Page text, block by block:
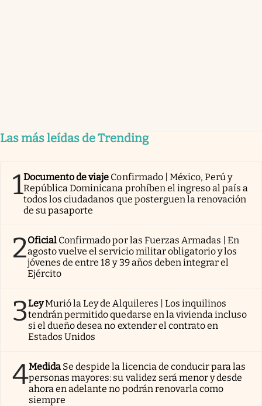
Las más leídas de Trending
1Documento de viaje Confirmado | México, Perú y
República Dominicana prohíben el ingreso al país a
todos los ciudadanos que posterguen la renovación
de su pasaporte
2Oficial Confirmado por las Fuerzas Armadas | En
agosto vuelve el servicio militar obligatorio y los
jóvenes de entre 18 y 39 años deben integrar el
Ejército
3LeyMurió la Ley de Alquileres | Los inquilinos
tendrán permitido quedarse en la vivienda incluso
si el dueño desea no extender el contrato en
Estados Unidos
4Medida Se despide la licencia de conducir para las
personas mayores: su validez será menor y desde
ahora en adelante no podrán renovarla como
siempre